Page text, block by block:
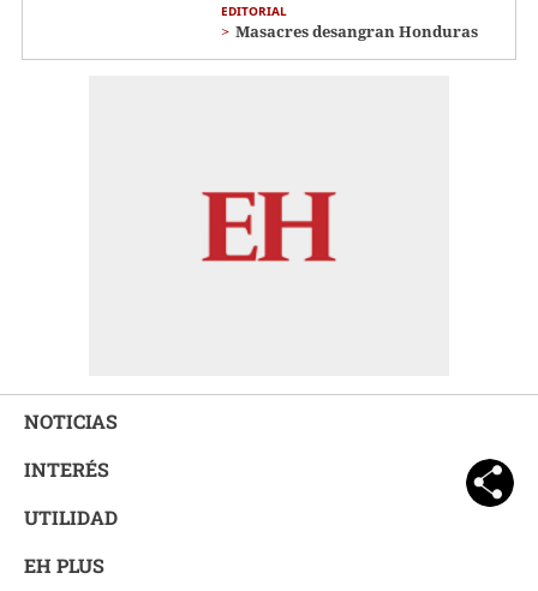
EDITORIAL
Masacres desangran Honduras
NOTICIAS
INTERÉS
UTILIDAD
EH PLUS